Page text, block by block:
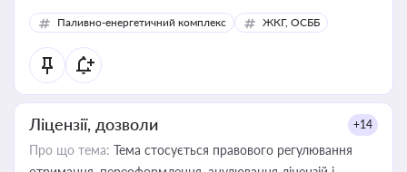
Паливно-енергетичний комплекс ЖКГ, ОСББ
Ліцензії, дозволи +14
Про що тема: Тема стосується правового регулювання